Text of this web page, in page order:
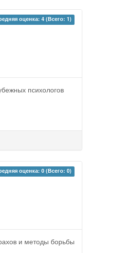
оценка: 4 (Всего: 1)
психологов
оценка: 0 (Всего: 0)
и методы борьбы